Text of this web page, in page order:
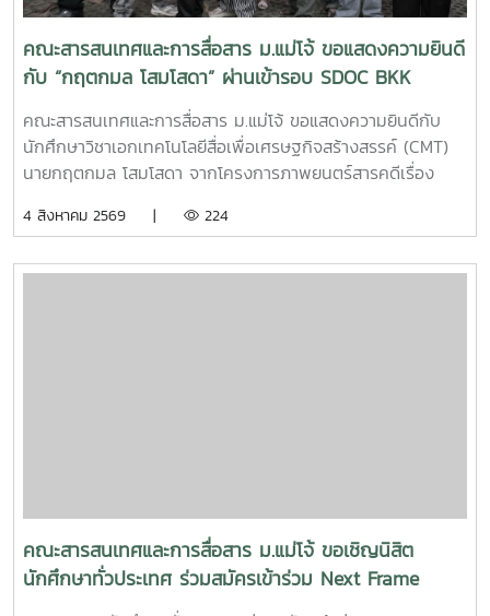
คณะสารสนเทศและการสื่อสาร ม.แม่โจ้ ขอแสดงความยินดี
กับ “กฤตกมล โสมโสดา” ผ่านเข้ารอบ SDOC BKK
PITCH: THAI STUDENT
คณะสารสนเทศและการสื่อสาร ม.แม่โจ้ ขอแสดงความยินดีกับ
นักศึกษาวิชาเอกเทคโนโลยีสื่อเพื่อเศรษฐกิจสร้างสรรค์ (CMT)
นายกฤตกมล โสมโสดา จากโครงการภาพยนตร์สารคดีเรื่อง
ทีม เข้าร่วมโครงการ SDOC BKK PITCH: THAI STUDENT ผู้
เสนอผลงานต่อหน้าคณะกรรมการ เพื่อชิงเงินรางวัลสูงสุด
15 ทีมที่ได้รับการคัดเลือกในปีนี้ขอขอบคุณแหล่งที่มา
จาก: Bangkok International Student Film Festival -
SDOC BKKInC | MJUFacebook
:https://www.facebook.com/icmaejoWebsite
4 สิงหาคม 2569 | 224
คณะสารสนเทศและการสื่อสาร ม.แม่โจ้ ขอเชิญนิสิต
นักศึกษาทั่วประเทศ ร่วมสมัครเข้าร่วม Next Frame
2026 : Experimental Film ค่ายเสริมสร้างความ